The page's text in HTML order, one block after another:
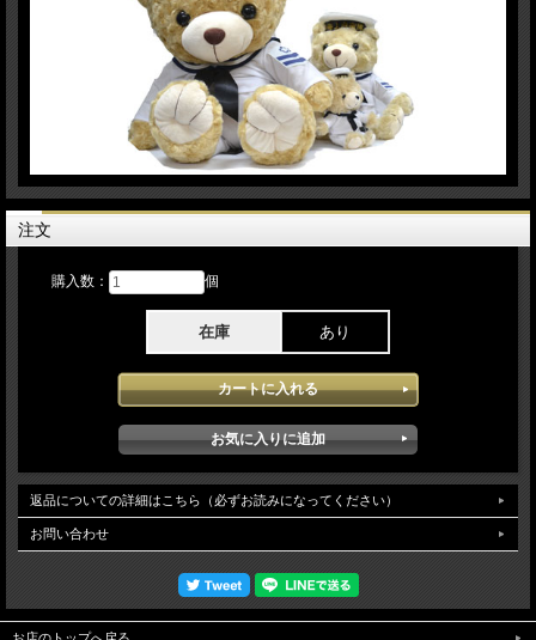
注文
購入数： 個
在庫 あり
返品についての詳細はこちら（必ずお読みになってください）
お問い合わせ